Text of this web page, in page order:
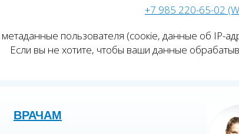
+7 985 220-65-02
пользователя (соокіе, данные об IP-
Если вы не хотите, чтобы ваши данные
ВРАЧАМ